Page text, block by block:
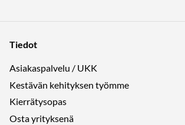
Tiedot
Asiakaspalvelu / UKK
Kestävän kehityksen työmme
Kierrätysopas
Osta yrityksenä